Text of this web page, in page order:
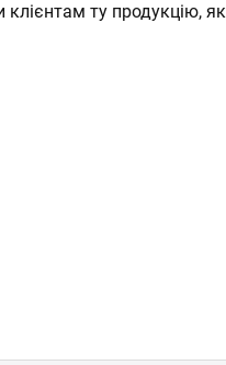
клієнтам ту продукцію,